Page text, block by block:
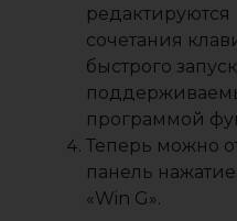
редактируются
сочетания
быстрого
программой
Теперь можно
панель
«Win G».